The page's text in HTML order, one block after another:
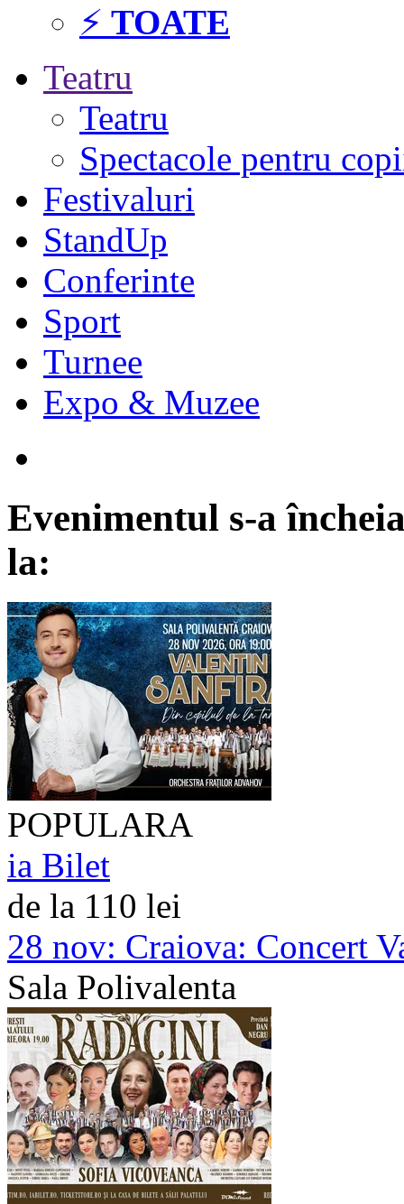
⚡ TOATE
Teatru
Teatru
Spectacole pentru
Festivaluri
StandUp
Conferinte
Sport
Turnee
Expo & Muzee
Evenimentul s-a
la:
POPULARA
ia Bilet
de la 110 lei
28 nov: Craiova: Concert
Sala Polivalenta